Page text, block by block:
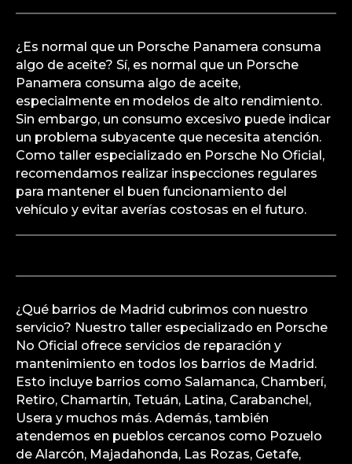
¿Es normal que un Porsche Panamera consuma
algo de aceite? Sí, es normal que un Porsche
Panamera consuma algo de aceite,
especialmente en modelos de alto rendimiento.
Sin embargo, un consumo excesivo puede indicar
un problema subyacente que necesita atención.
Como taller especializado en Porsche No Oficial,
recomendamos realizar inspecciones regulares
para mantener el buen funcionamiento del
vehículo y evitar averías costosas en el futuro.
¿Qué barrios de Madrid cubrimos con nuestro
servicio? Nuestro taller especializado en Porsche
No Oficial ofrece servicios de reparación y
mantenimiento en todos los barrios de Madrid.
Esto incluye barrios como Salamanca, Chamberí,
Retiro, Chamartín, Tetuán, Latina, Carabanchel,
Usera y muchos más. Además, también
atendemos en pueblos cercanos como Pozuelo
de Alarcón, Majadahonda, Las Rozas, Getafe,